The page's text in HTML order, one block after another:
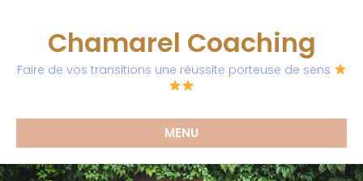
Chamarel Coaching
Faire de vos transitions une réussite porteuse de sens
MENU